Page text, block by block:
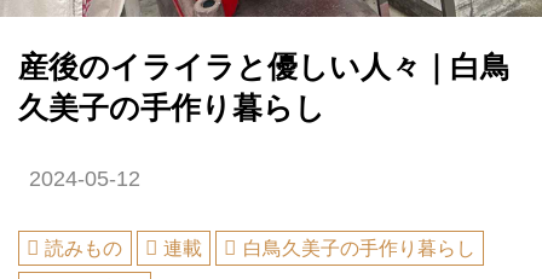
産後のイライラと優しい人々｜白鳥
久美子の手作り暮らし
2024-05-12
読みもの 連載
白鳥久美子の手作り暮らし